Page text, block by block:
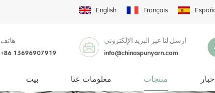
English Français
هاتف
+86 13696907919
ارسل لنا عبر البريد الإلكتروني
info@chinaspunyarn.com
بيت معلومات عنا منتجات أخبار